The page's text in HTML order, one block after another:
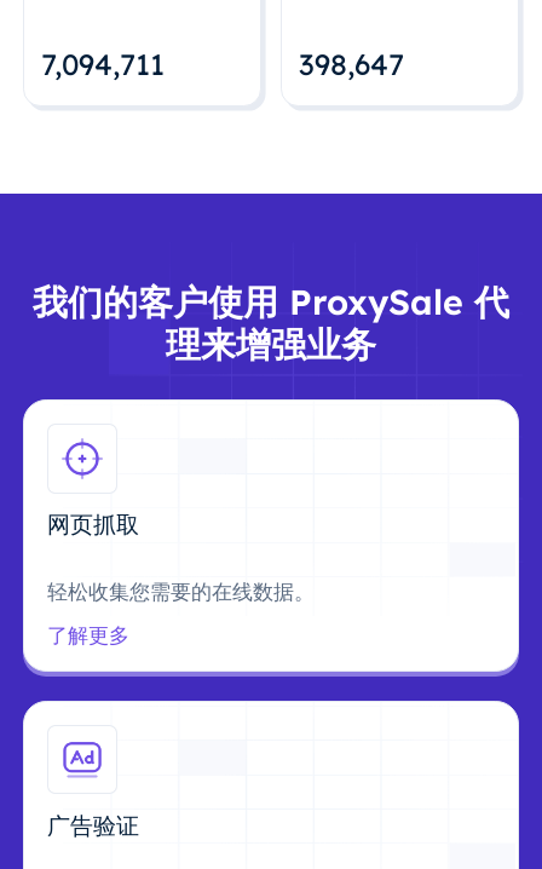
7,094,712 398,648
我们的客户使用 ProxySale 代
理来增强业务
网页抓取
轻松收集您需要的在线数据。
了解更多
广告验证